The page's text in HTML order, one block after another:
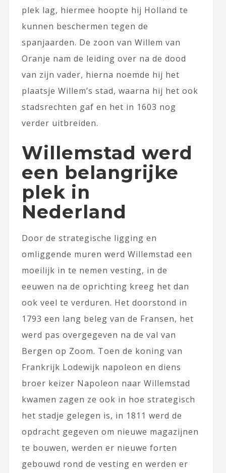
plek lag, hiermee hoopte hij Holland te
kunnen beschermen tegen de
spanjaarden. De zoon van Willem van
Oranje nam de leiding over na de dood
van zijn vader, hierna noemde hij het
plaatsje Willem’s stad, waarna hij het ook
stadsrechten gaf en het in 1603 nog
verder uitbreiden.
Willemstad werd
een belangrijke
plek in
Nederland
Door de strategische ligging en
omliggende muren werd Willemstad een
moeilijk in te nemen vesting, in de
eeuwen na de oprichting kreeg het dan
ook veel te verduren. Het doorstond in
1793 een lang beleg van de Fransen, het
werd pas overgegeven na de val van
Bergen op Zoom. Toen de koning van
Frankrijk Lodewijk napoleon en diens
broer keizer Napoleon naar Willemstad
kwamen zagen ze ook in hoe strategisch
het stadje gelegen is, in 1811 werd de
opdracht gegeven om nieuwe magazijnen
te bouwen, werden er nieuwe forten
gebouwd rond de vesting en werden er